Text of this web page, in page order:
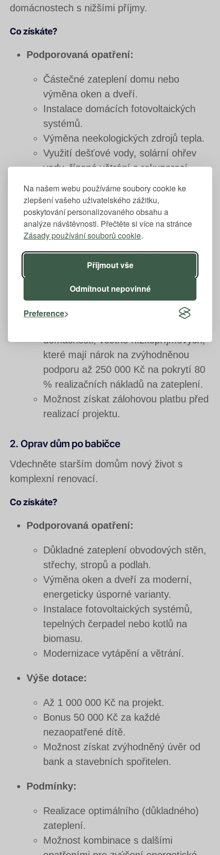
Na našem webu používáme soubory cookie ke
zlepšení vašeho uživatelského zážitku,
poskytování personalizovaného obsahu a
analýze návštěvnosti. Přečtěte si více na stránce
Zásady používání souborů cookie.
Přijmout vše
Odmítnout nepovinné
Preference
domácnostech s nižšími příjmy.
Co získáte?
Podporovaná opatření:
Částečné zateplení domu nebo
výměna oken a dveří.
Instalace domácích fotovoltaických
systémů.
Výměna neekologických zdrojů tepla.
Využití dešťové vody, solární ohřev
vody, řízené větrání s rekuperací,
Výše dotace:
Až 500 000 Kč na domácnost.
za kombinaci zateplení, fotovoltaiky a
Podmínky:
domácnosti, včetně nízkopříjmových,
které mají nárok na zvýhodněnou
podporu až 250 000 Kč na pokrytí 80
% realizačních nákladů na zateplení.
Možnost získat zálohovou platbu před
realizací projektu.
2. Oprav dům po babičce
Vdechněte starším domům nový život s
komplexní renovací.
Co získáte?
Podporovaná opatření:
Důkladné zateplení obvodových stěn,
střechy, stropů a podlah.
Výměna oken a dveří za moderní,
energeticky úsporné varianty.
Instalace fotovoltaických systémů,
tepelných čerpadel nebo kotlů na
biomasu.
Modernizace vytápění a větrání.
Výše dotace:
Až 1 000 000 Kč na projekt.
Bonus 50 000 Kč za každé
nezaopatřené dítě.
Možnost získat zvýhodněný úvěr od
bank a stavebních spořitelen.
Podmínky:
Realizace optimálního (důkladného)
zateplení.
Možnost kombinace s dalšími